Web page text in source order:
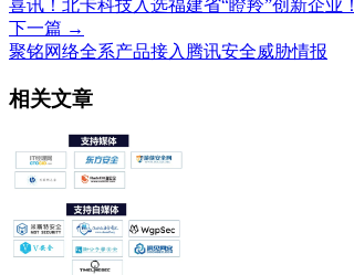
喜讯！北卡科技入选福建省“瞪羚”创新企业！
下一篇 →
聚铭网络全系产品接入腾讯安全威胁情报
相关文章